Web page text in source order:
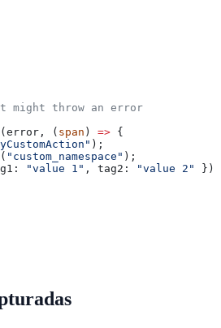
might throw an error
(error , ( span ) => {
);
( "custom_namespace" );
"value 1" , tag2: "value 2"
});